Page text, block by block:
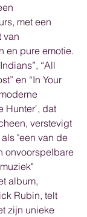
met een
van
en pure emotie.
“All
en “In Your
Hunter', dat
verstevigt
"een van de
onvoorspelbare
album,
Rubin, telt
zijn unieke